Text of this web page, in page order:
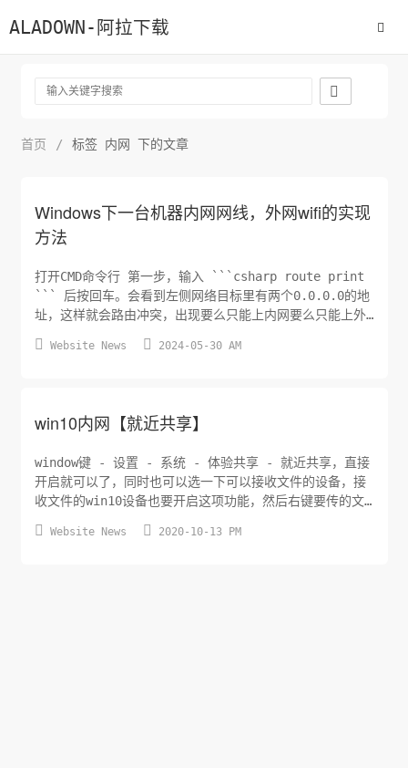
ALADOWN-阿拉下载

首页 / 标签 内网 下的文章
Windows下一台机器内网网线，外网wifi的实现
方法
打开CMD命令行 第一步，输入 ```csharp route print
``` 后按回车。会看到左侧网络目标里有两个0.0.0.0的地
址，这样就会路由冲突，出现要么只能上内网要么只能上外
现上述路由冲突了那么就要解决路由冲突问题，在命令提示
 Website News  2024-05-30 AM
win10内网【就近共享】
window键 - 设置 - 系统 - 体验共享 - 就近共享，直接
开启就可以了，同时也可以选一下可以接收文件的设备，接
收文件的win10设备也要开启这项功能，然后右键要传的文
 Website News  2020-10-13 PM